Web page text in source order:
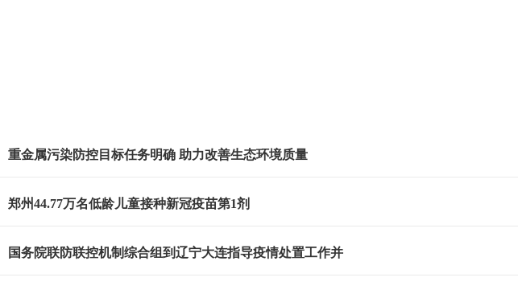
重金属污染防控目标任务明确 助力改善生态环境质量
郑州44.77万名低龄儿童接种新冠疫苗第1剂
国务院联防联控机制综合组到辽宁大连指导疫情处置工作并